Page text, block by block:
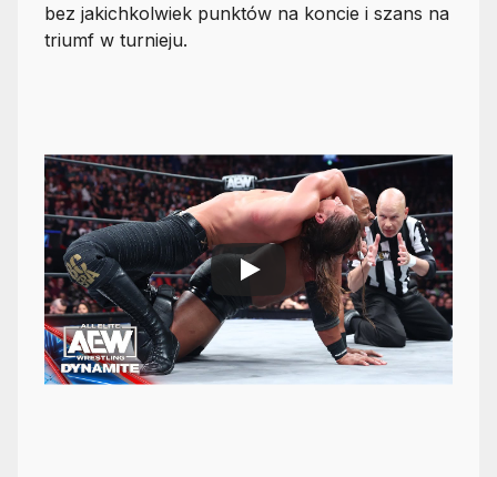
bez jakichkolwiek punktów na koncie i szans na
triumf w turnieju.